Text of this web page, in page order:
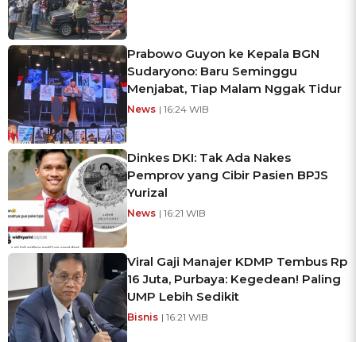
Prabowo Guyon ke Kepala BGN
Sudaryono: Baru Seminggu
Menjabat, Tiap Malam Nggak Tidur
News | 16:24 WIB
Dinkes DKI: Tak Ada Nakes
Pemprov yang Cibir Pasien BPJS
Yurizal
News | 16:21 WIB
Viral Gaji Manajer KDMP Tembus Rp
16 Juta, Purbaya: Kegedean! Paling
UMP Lebih Sedikit
Bisnis | 16:21 WIB